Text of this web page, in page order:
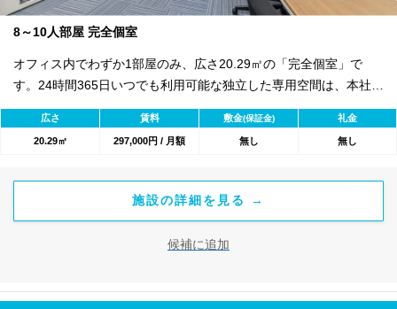
8～10人部屋 完全個室
オフィス内でわずか1部屋のみ、広さ20.29㎡の「完全個室」で
す。24時間365日いつでも利用可能な独立した専用空間は、本社機
能としてはもちろん、企業のサテライトオフィスや重要プロジェ
クトの戦略的拠点としても最適です。 セキュリティ面では、オー
トロックと個別施錠による二重の防犯体制を採用。室内にインタ
ただけます。 初期費用は入室契約金110,000円と初月賃料・共益
オフィスを構えることが可能です。
広さ 賃料 敷金(保証金) 礼金
20.29㎡ 297,000円 / 月額 無し 無し
施設の詳細を見る →
候補に追加